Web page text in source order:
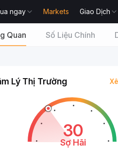
ngay Markets Giao Dịch
Quan Số Liệu Chính
Lý Thị Trường
30
Sợ Hãi